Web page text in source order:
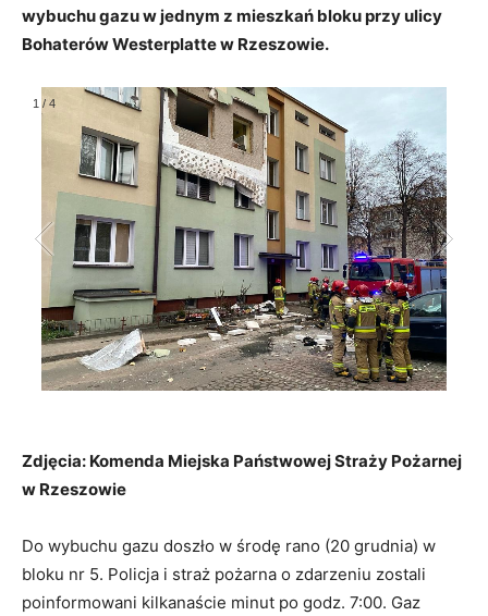
wybuchu gazu w jednym z mieszkań bloku przy ulicy
Bohaterów Westerplatte w Rzeszowie.
1 / 4
Zdjęcia: Komenda Miejska Państwowej Straży Pożarnej
w Rzeszowie
Do wybuchu gazu doszło w środę rano (20 grudnia) w
bloku nr 5. Policja i straż pożarna o zdarzeniu zostali
poinformowani kilkanaście minut po godz. 7:00. Gaz